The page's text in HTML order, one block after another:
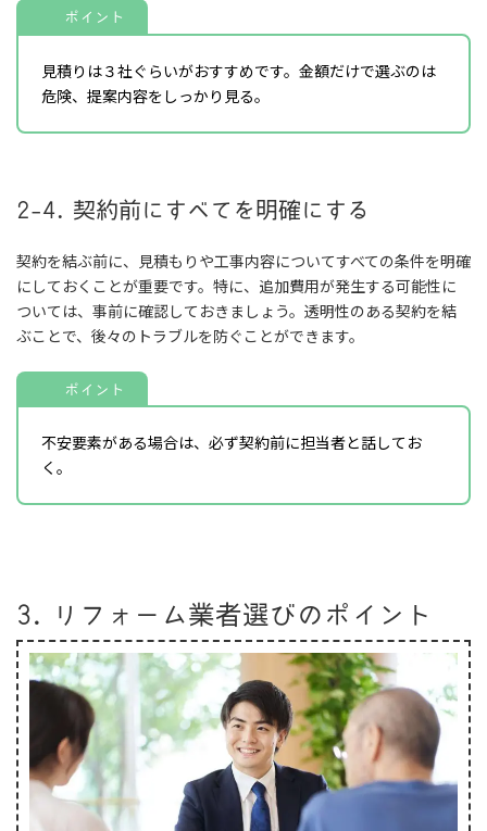
ポイント
見積りは３社ぐらいがおすすめです。金額だけで選ぶのは
危険、提案内容をしっかり見る。
2-4. 契約前にすべてを明確にする
契約を結ぶ前に、見積もりや工事内容についてすべての条件を明確
にしておくことが重要です。特に、追加費用が発生する可能性に
ついては、事前に確認しておきましょう。透明性のある契約を結
ぶことで、後々のトラブルを防ぐことができます。
ポイント
不安要素がある場合は、必ず契約前に担当者と話してお
く。
3. リフォーム業者選びのポイント